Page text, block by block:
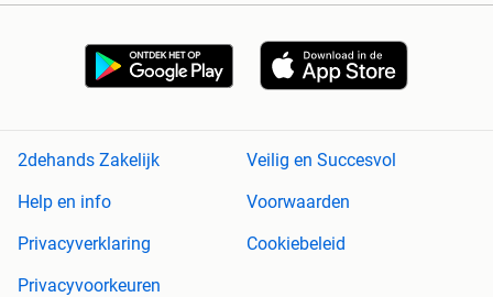
2dehands Zakelijk
Veilig en Succesvol
Help en info
Voorwaarden
Privacyverklaring
Cookiebeleid
Privacyvoorkeuren